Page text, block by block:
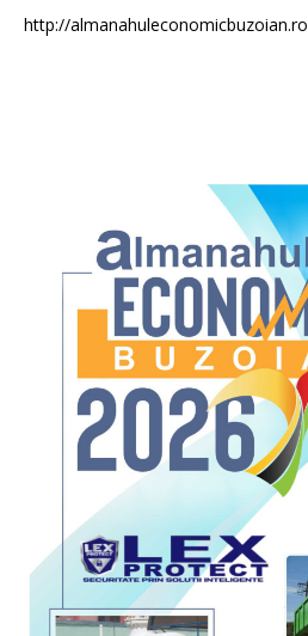
http://almanahuleconomicbuzoian.ro